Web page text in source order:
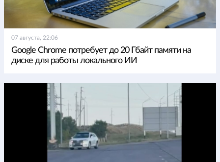
07 августа, 22:06
Google Chrome потребует до 20 Гбайт памяти на
диске для работы локального ИИ